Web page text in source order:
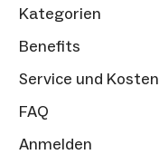
Kategorien
Benefits
Service und Kosten
FAQ
Anmelden